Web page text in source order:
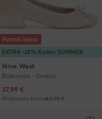
EXTRA -25% Kodas: SUMMER
Palanki kaina
Nine West
Balerinos · Smėlio
Dabartinė kaina
37,99 €
Mažiausia kaina43,99 €